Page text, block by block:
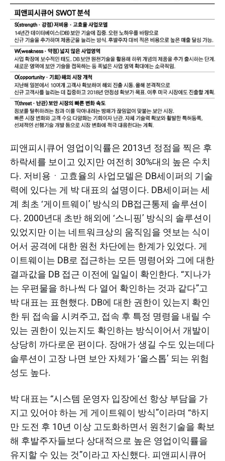
피앤피시큐어 영업이익률은 2013년 정점을 찍은 후
하락세를 보이고 있지만 여전히 30%대의 높은 수치
다. 저비용ㆍ고효율의 사업모델은 DB세이퍼의 기술
력에 있다는 게 박 대표의 설명이다. DB세이퍼는 세
계 최초 ‘게이트웨이’ 방식의 DB접근통제 솔루션이
다. 2000년대 초반 해외에 ‘스니핑’ 방식의 솔루션이
있었지만 이는 네트워크상의 움직임을 엿보는 식이
어서 공격에 대한 원천 차단에는 한계가 있었다. 게
이트웨이는 DB로 접근하는 모든 명령어와 그에 대한
결과값을 DB 접근 이전에 일일이 확인한다. “지나가
는 우편물을 하나씩 다 열어 확인하는 것과 같다”고
박 대표는 표현했다. DB에 대한 권한이 있는지 확인
한 뒤 접속을 시켜주고, 접속 후 특정 명령을 내릴 수
있는 권한이 있는지도 확인하는 방식이어서 개발이
상당히 까다로운 편이다. 장애가 생길 수도 있는데다
솔루션이 고장 나면 보안 자체가 ‘올스톱’ 되는 위험
성도 높다.
박 대표는 “시스템 운영자 입장에선 항상 부담을 가
지고 있어야 하는 게 게이트웨이 방식”이라며 “하지
만 도전 후 10년 이상 고도화하면서 원천기술을 확보
해 후발주자들보다 상대적으로 높은 영업이익률을
유지할 수 있는 것”이라고 자신했다. 피앤피시큐어